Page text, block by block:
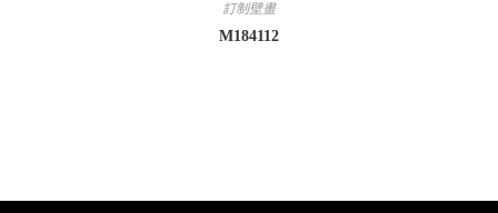
訂制壁畫
M184112